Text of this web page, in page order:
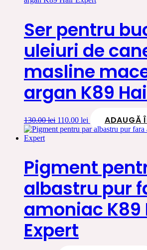
Ser pentru
uleiuri de
masline
argan K89
130.00lei Prețul
inițial
110.00 lei Prețul
curent
ADAUGĂ
Pigment
albastru pur
amoniac K89
Expert